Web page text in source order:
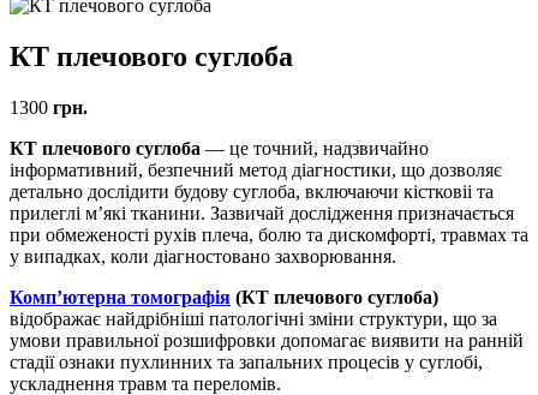
КТ плечового суглоба
1300 грн.
КТ плечового суглоба — це точний, надзвичайно
інформативний, безпечний метод діагностики, що дозволяє
детально дослідити будову суглоба, включаючи кістковіі та
прилеглі м’які тканини. Зазвичай дослідження призначається
при обмеженості рухів плеча, болю та дискомфорті, травмах та
у випадках, коли діагностовано захворювання.
Комп’ютерна томографія (КТ плечового суглоба)
відображає найдрібніші патологічні зміни структури, що за
умови правильної розшифровки допомагає виявити на ранній
стадії ознаки пухлинних та запальних процесів у суглобі,
ускладнення травм та переломів.